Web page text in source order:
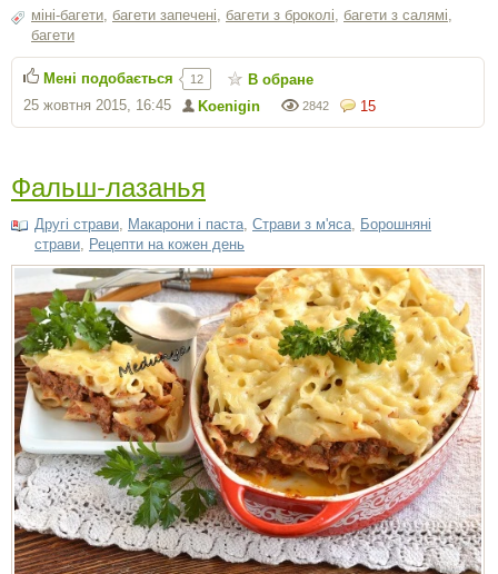
міні-багети багети запечені багети з броколі багети з салямі
багети
15
2842
Koenigin
25 жовтня 2015, 16:45
Мені подобається 12 В обране
Фальш-лазанья
Другі страви Макарони і паста Страви з м'яса Борошняні
страви Рецепти на кожен день